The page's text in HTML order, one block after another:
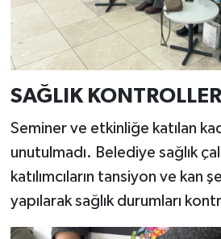
SAĞLIK
Seminer ve etkinliğe katılan
unutulmadı. Belediye sağlık
katılımcıların tansiyon ve kan
yapılarak sağlık durumları